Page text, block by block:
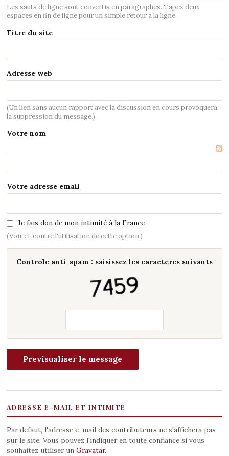
Les sauts de ligne sont convertis en paragraphes. Tapez deux
espaces en fin de ligne pour un simple retour a la ligne.
Titre du site
Adresse web
(Un lien sans aucun rapport avec la discussion en cours provoquera
la suppression du message.)
Votre nom
Votre adresse email
Je fais don de mon intimité à la France
(Voir ci-contre l'utilisation de cette option.)
Controle anti-spam : saisissez les caracteres suivants
ADRESSE E-MAIL ET INTIMITE
Par defaut, l'adresse e-mail des contributeurs ne s'affichera pas
sur le site. Vous pouvez l'indiquer en toute confiance si vous
souhaitez utiliser un Gravatar.